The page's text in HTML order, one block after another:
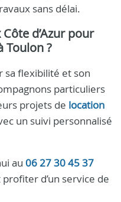
sans délai.
d’Azur pour
Toulon ?
sa flexibilité et son
particuliers
projets de location
un suivi personnalisé
au 06 27 30 45 37
d’un service de